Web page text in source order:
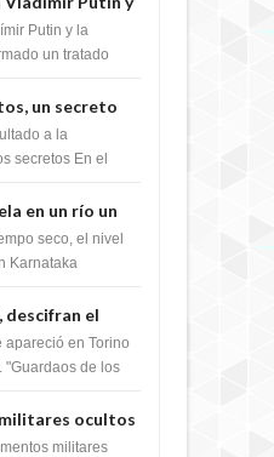
firmado un
los Sionistas?
Putin y la
un tratado
un secreto
el destino
a la
secretos En el
en un río un
de miles de
seco, el nivel
Karnataka
descifran el
de Torino ,Italia
apareció en Torino
"Guardaos de los
ocultos
de los NIH de
militares